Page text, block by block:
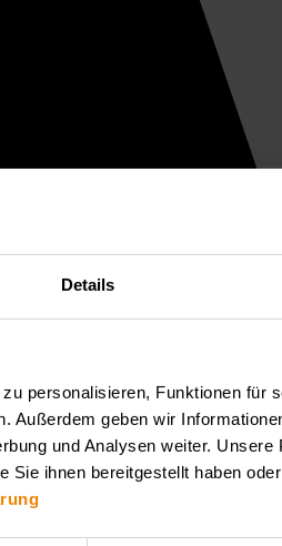
Details
personalisieren, Funktionen für
Außerdem geben wir
und Analysen weiter.
Sie ihnen bereitgestellt haben